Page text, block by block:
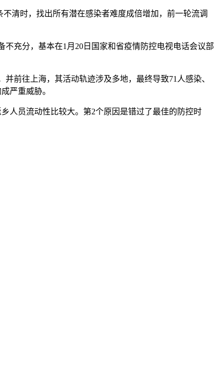
清时，找出所有潜在感染者难度成倍增加，前一轮流调
充分，基本在1月20日国家和省疫情防控电视电话会议部
前往上海，其活动轨迹涉及多地，最终导致71人感染、
严重威胁。
人员流动性比较大。第2个原因是错过了最佳的防控时